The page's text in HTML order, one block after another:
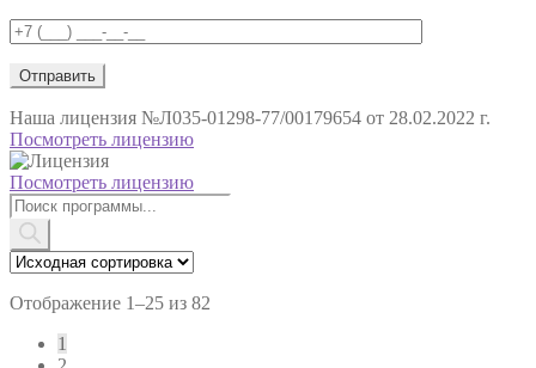
Наша лицензия №Л035-01298-77/00179654 от 28.02.2022 г.
Посмотреть лицензию
Посмотреть лицензию
Поиск
товаров
Отображение 1–25 из 82
1